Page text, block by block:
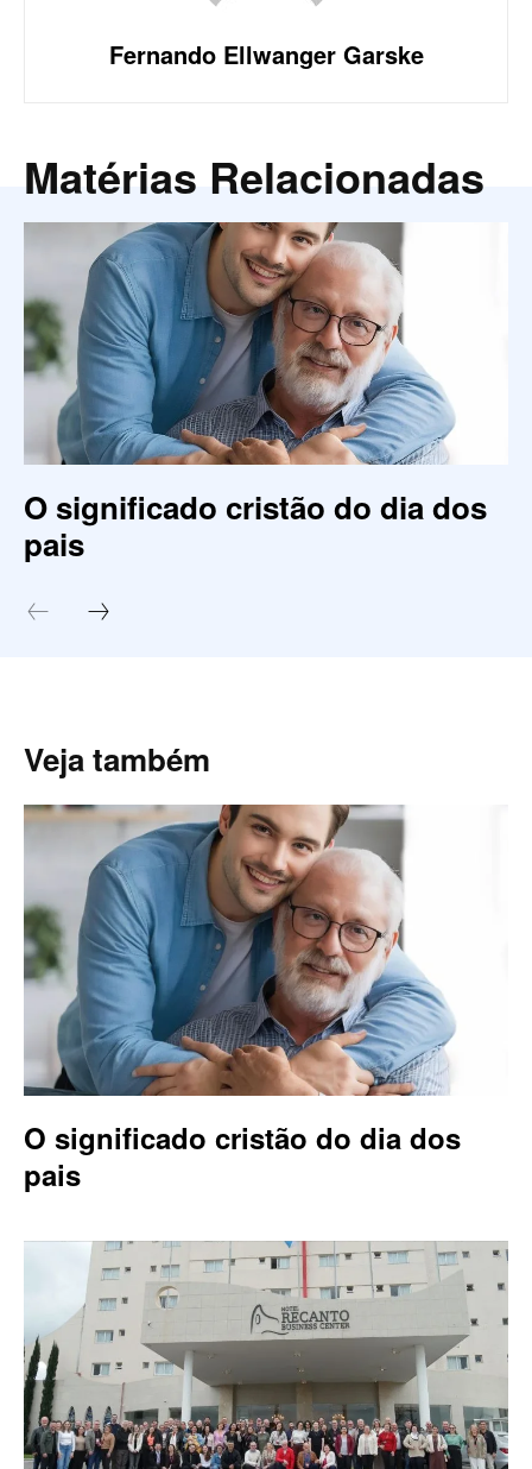
Fernando Ellwanger Garske
Matérias Relacionadas
O significado cristão do dia dos
pais
Veja também
O significado cristão do dia dos
pais